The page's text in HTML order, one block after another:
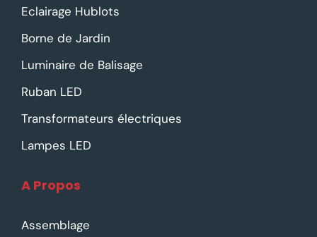
Eclairage Hublots
Borne de Jardin
Luminaire de Balisage
Ruban LED
Transformateurs électriques
Lampes LED
A Propos
Assemblage